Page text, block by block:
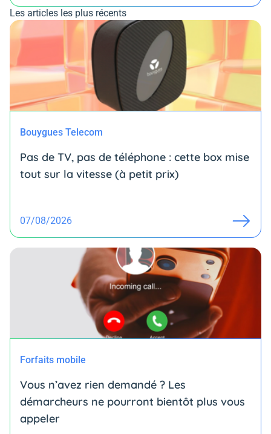
Les articles les plus récents
Bouygues Telecom
Pas de TV, pas de téléphone : cette box mise
tout sur la vitesse (à petit prix)
07/08/2026
Forfaits mobile
Vous n’avez rien demandé ? Les
démarcheurs ne pourront bientôt plus vous
appeler